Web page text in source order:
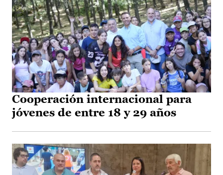
Cooperación internacional para
jóvenes de entre 18 y 29 años